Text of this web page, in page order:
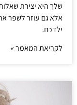
שלך היא יצירת
אלא גם עוזר לשפר
ילדכם.
לקריאת המאמר »